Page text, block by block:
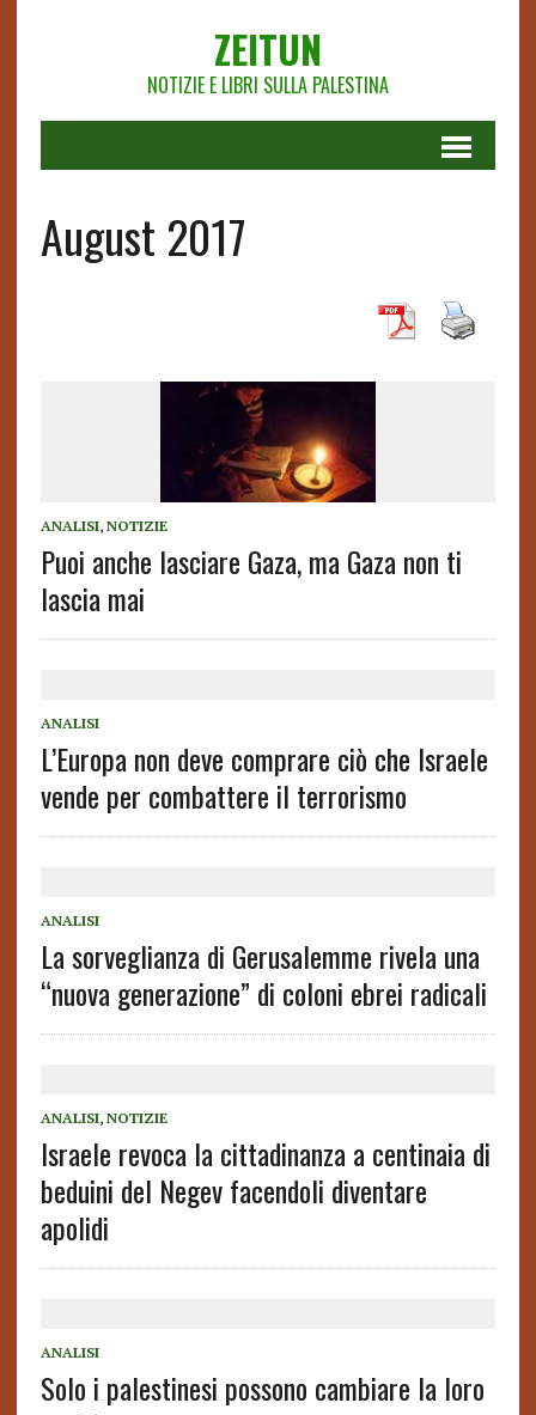
ZEITUN
NOTIZIE E LIBRI SULLA PALESTINA
August 2017
ANALISI, NOTIZIE
Puoi anche lasciare Gaza, ma Gaza non ti
lascia mai
ANALISI
L’Europa non deve comprare ciò che Israele
vende per combattere il terrorismo
ANALISI
La sorveglianza di Gerusalemme rivela una
“nuova generazione” di coloni ebrei radicali
ANALISI, NOTIZIE
Israele revoca la cittadinanza a centinaia di
beduini del Negev facendoli diventare
apolidi
ANALISI
Solo i palestinesi possono cambiare la loro